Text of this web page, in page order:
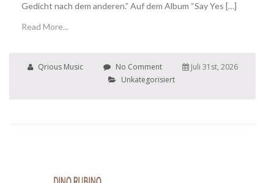
Gedicht nach dem anderen.” Auf dem Album “Say Yes […]
Read More...
Qrious Music No Comment
Juli 31st, 2026
Unkategorisiert